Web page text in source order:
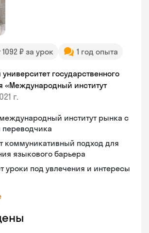
1092 ₽ за урок 1 год опыта
государственного
«Международный институт
г.
институт рынка с
коммуникативный подход для
языкового барьера
уроки под увлечения и интересы